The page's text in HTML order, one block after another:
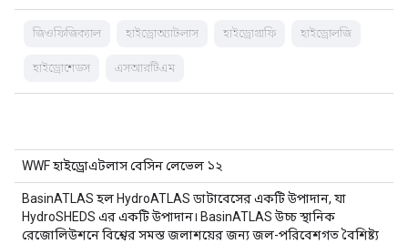
জিওফিজিক্যাল হাইড্রোঅ্যাটলাস হাইড্রোগ্রাফি হাইড্রোলজি
হাইড্রোশেডস এসআরটিএম
WWF হাইড্রোএটলাস বেসিন লেভেল ১২
BasinATLAS হল HydroATLAS ডাটাবেসের একটি উপাদান, যা
HydroSHEDS এর একটি উপাদান। BasinATLAS উচ্চ স্থানিক
রেজোলিউশনে বিশ্বের সমস্ত জলাশয়ের জন্য জল-পরিবেশগত বৈশিষ্ট্য